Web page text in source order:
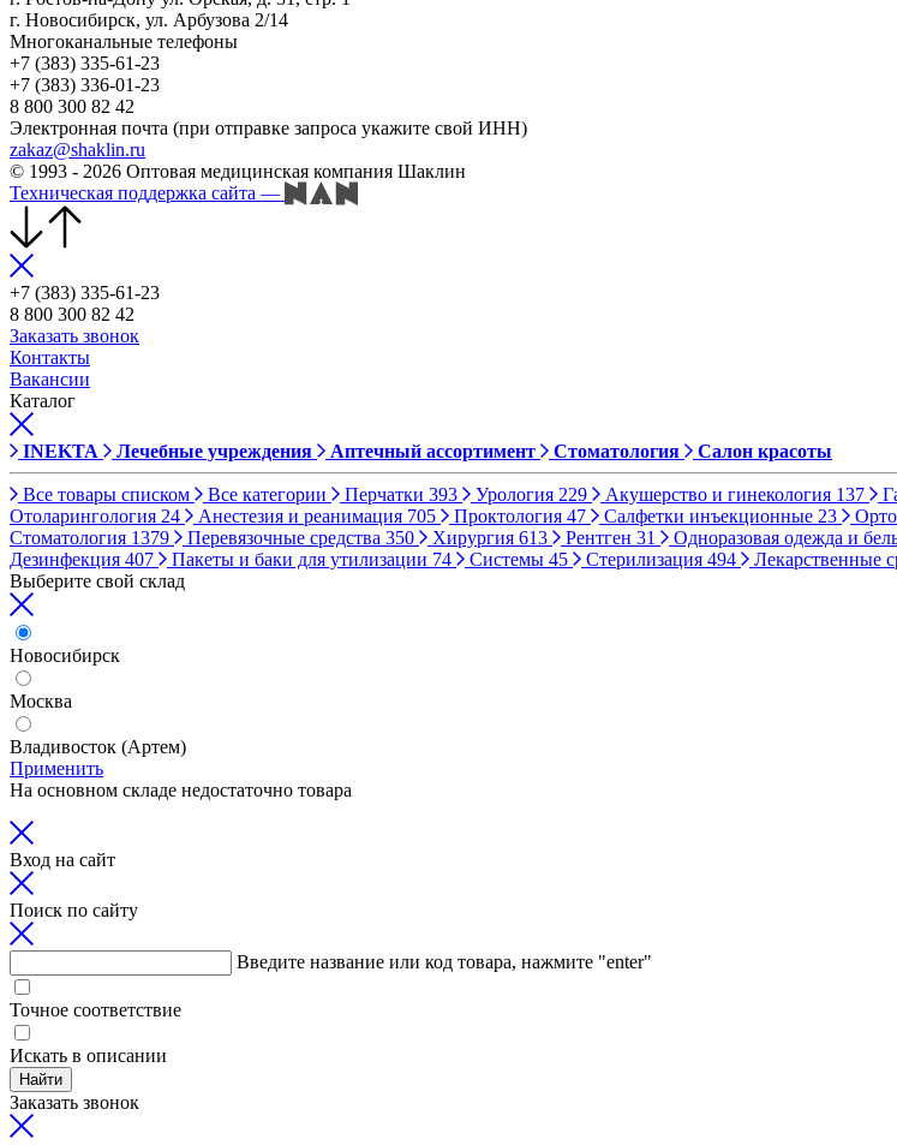
г. Новосибирск, ул. Арбузова 2/14
Многоканальные телефоны
+7 (383) 335-61-23
+7 (383) 336-01-23
8 800 300 82 42
Электронная почта (при отправке запроса укажите свой ИНН)
zakaz@shaklin.ru
© 1993 - 2026 Оптовая медицинская компания Шаклин
Техническая поддержка сайта —
+7 (383) 335-61-23
8 800 300 82 42
Заказать звонок
Контакты
Вакансии
Каталог
INEKTA Лечебные учреждения Аптечный ассортимент Стоматология Салон красоты
Все товары списком Все категории Перчатки 393 Урология 229 Акушерство и гинекология 137
Отоларингология 24 Анестезия и реанимация 705 Проктология 47 Салфетки инъекционные 23
Стоматология 1379 Перевязочные средства 350 Хирургия 613 Рентген 31 Одноразовая одежда и
Дезинфекция 407 Пакеты и баки для утилизации 74 Системы 45 Стерилизация 494 Лекарственные
Выберите свой склад
Новосибирск
Москва
Владивосток (Артем)
Применить
На основном складе недостаточно товара
Вход на сайт
Поиск по сайту
Введите название или код товара, нажмите "enter"
Точное соответствие
Искать в описании
Найти
Заказать звонок